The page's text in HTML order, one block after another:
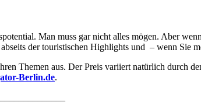
Man muss gar nicht alles mögen. Aber
der touristischen Highlights und – wenn Sie
Themen aus. Der Preis variiert natürlich durch
Berlin.de.